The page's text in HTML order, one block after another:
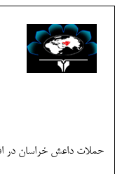
حملات داعش خراسان در